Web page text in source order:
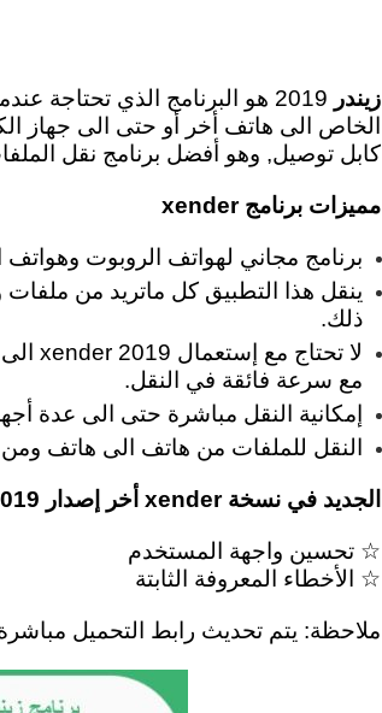
زيندر
2019 هو البرنامج الذي تحتاجة
الخاص الى هاتف أخر أو حتى الى جهاز
كابل توصيل, وهو أفضل برنامج نقل الملفات
مميزات برنامج xender
برنامج مجاني لهواتف الروبوت وهواتف ابل
ينقل هذا التطبيق كل ماتريد من
ذلك.
مع سرعة فائقة في النقل.
إمكانية النقل مباشرة حتى الى عدة
النقل للملفات من هاتف الى هاتف
الجديد في نسخة xender أخر إصدار 2019
☆ تحسين واجهة المستخدم
☆ الأخطاء المعروفة الثابتة
ملاحظة: يتم تحديث رابط التحميل